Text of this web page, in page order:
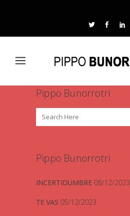
Pippo Bunorrotri
Pippo Bunorrotri
INCERTIDUMBRE 08/12/2023
TE VAS 05/12/2023